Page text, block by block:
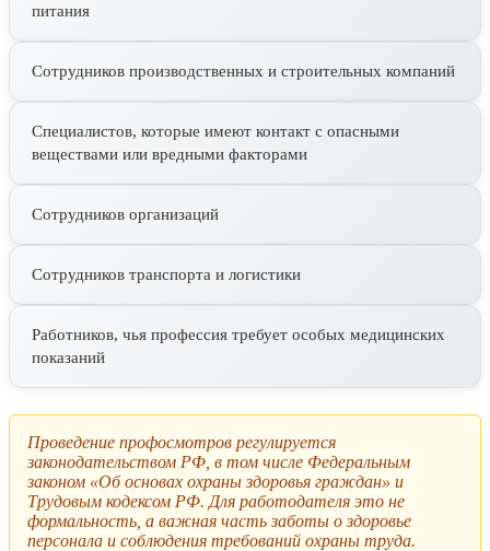
питания
Сотрудников производственных и строительных компаний
Специалистов, которые имеют контакт с опасными
веществами или вредными факторами
Сотрудников организаций
Сотрудников транспорта и логистики
Работников, чья профессия требует особых медицинских
показаний
Проведение профосмотров регулируется
законодательством РФ, в том числе Федеральным
законом «Об основах охраны здоровья граждан» и
Трудовым кодексом РФ. Для работодателя это не
формальность, а важная часть заботы о здоровье
персонала и соблюдения требований охраны труда.